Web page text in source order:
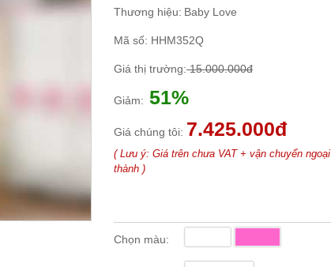
Thương hiệu: Baby Love
Mã số: HHM352Q
Giá thị trường:15.000.000đ
Giảm: 51%
Giá chúng tôi: 7.425.000đ
( Lưu ý: Giá trên chưa VAT + vận chuyển ngoại
thành )
Chọn màu: